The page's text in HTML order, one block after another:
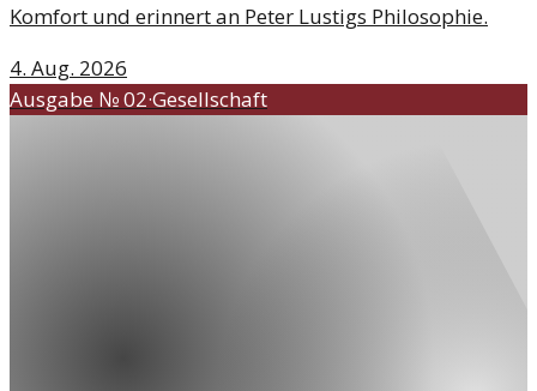
Komfort und erinnert an Peter Lustigs Philosophie.
4. Aug. 2026
Ausgabe №02·Gesellschaft